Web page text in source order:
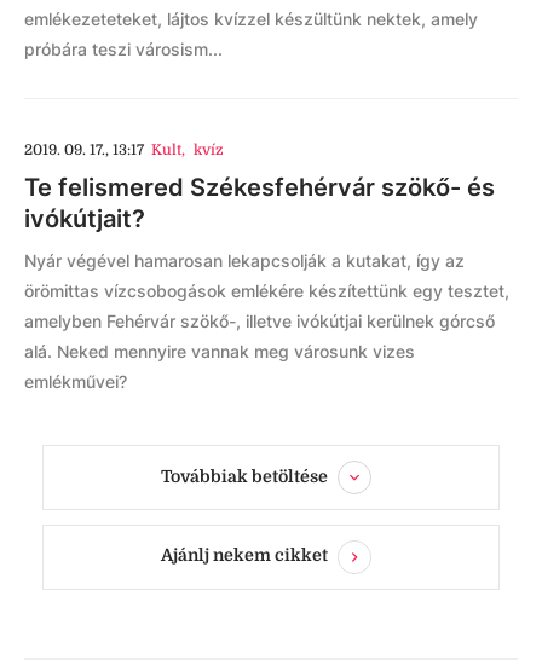
emlékezeteteket, lájtos kvízzel készültünk nektek, amely
próbára teszi városism...
2019. 09. 17., 13:17 Kult, kvíz
Te felismered Székesfehérvár szökő- és
ivókútjait?
Nyár végével hamarosan lekapcsolják a kutakat, így az
örömittas vízcsobogások emlékére készítettünk egy tesztet,
amelyben Fehérvár szökő-, illetve ivókútjai kerülnek górcső
alá. Neked mennyire vannak meg városunk vizes
emlékművei?
Továbbiak betöltése
Ajánlj nekem cikket